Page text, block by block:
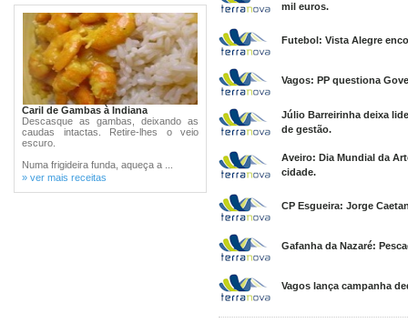
Caril de Gambas à Indiana
Descasque as gambas, deixando as
caudas intactas. Retire-lhes o veio
escuro.
Numa frigideira funda, aqueça a ...
» ver mais receitas
mil euros.
Futebol: Vista Alegre
Vagos: PP questiona
Júlio Barreirinha deixa
de gestão.
Aveiro: Dia Mundial da
cidade.
CP Esgueira: Jorge
Gafanha da Nazaré:
Vagos lança campanha